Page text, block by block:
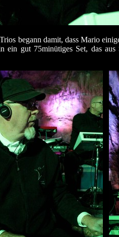
begann damit, dass Mario
gut 75minütiges Set, das aus